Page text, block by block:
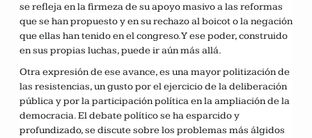
se refleja en la firmeza de su apoyo masivo a las reformas
que se han propuesto y en su rechazo al boicot o la negación
que ellas han tenido en el congreso. Y ese poder, construido
en sus propias luchas, puede ir aún más allá.
Otra expresión de ese avance, es una mayor politización de
las resistencias, un gusto por el ejercicio de la deliberación
pública y por la participación política en la ampliación de la
democracia. El debate político se ha esparcido y
profundizado, se discute sobre los problemas más álgidos